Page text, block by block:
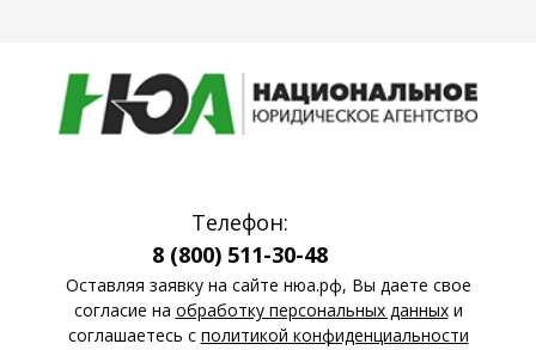
Телефон:
8 (800) 511-30-48
Оставляя заявку на сайте нюа.рф, Вы даете свое
согласие на обработку персональных данныхи
соглашаетесь c политикой конфиденциальности